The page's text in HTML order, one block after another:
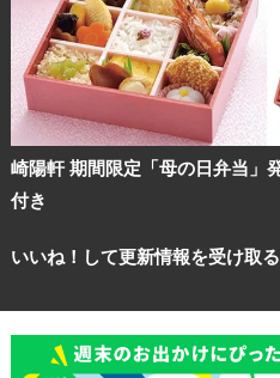
崎陽軒 期間限定「母の日弁当」
付き
いいね！して更新情報を受け取る